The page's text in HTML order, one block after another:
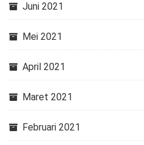
Juni 2021
Mei 2021
April 2021
Maret 2021
Februari 2021